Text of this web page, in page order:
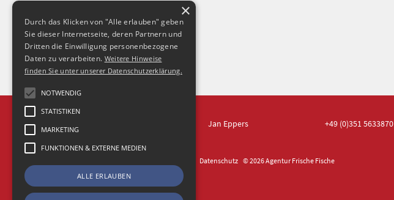
Jan Eppers +49 (0)3515633870
Datenschutz © 2026 Agentur Frische Fische
×
Durch das Klicken von "Alle erlauben" geben
Sie dieser Internetseite, deren Partnern und
Dritten die Einwilligung personenbezogene
Daten zu verarbeiten. Weitere Hinweise
finden Sie unter unserer Datenschutzerklärung.
NOTWENDIG
STATISTIKEN
MARKETING
FUNKTIONEN & EXTERNE MEDIEN
ALLE ERLAUBEN